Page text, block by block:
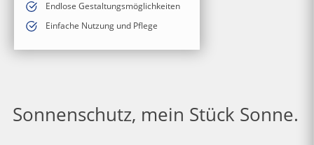
Endlose Gestaltungsmöglichkeiten
Einfache Nutzung und Pflege
Sonnenschutz, mein Stück Sonne.